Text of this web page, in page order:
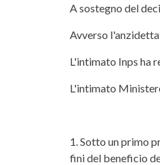
A sostegno del
Avverso
L'intimato Inps ha
L'intimato
1. Sotto un primo
fini del beneficio